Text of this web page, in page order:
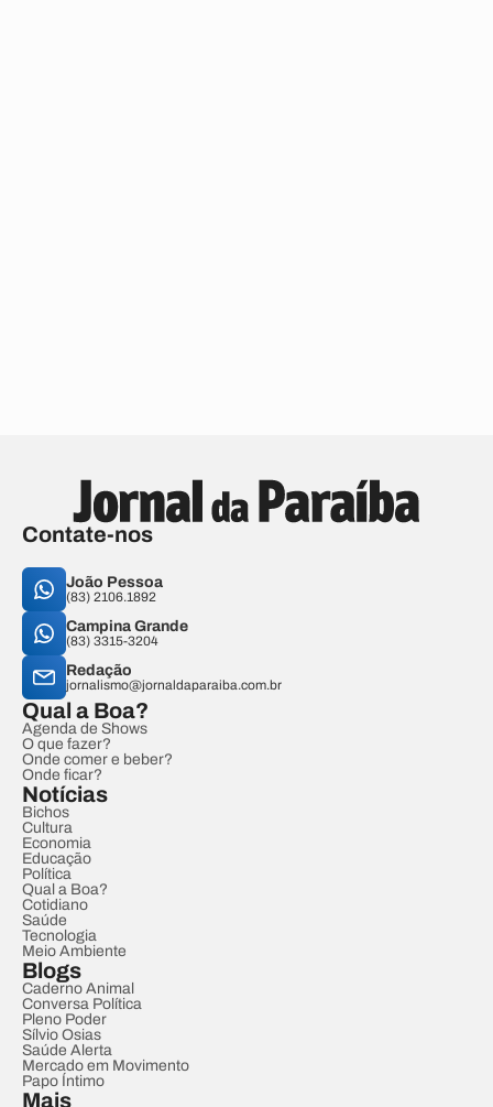
Contate-nos
João Pessoa
(83) 2106.1892
Campina Grande
(83) 3315-3204
Redação
jornalismo@jornaldaparaiba.com.br
Qual a Boa?
Agenda de Shows
O que fazer?
Onde comer e beber?
Onde ficar?
Notícias
Bichos
Cultura
Economia
Educação
Política
Qual a Boa?
Cotidiano
Saúde
Tecnologia
Meio Ambiente
Blogs
Caderno Animal
Conversa Política
Pleno Poder
Sílvio Osias
Saúde Alerta
Mercado em Movimento
Papo Íntimo
Mais